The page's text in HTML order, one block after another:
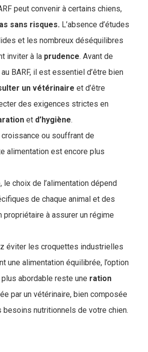
peut convenir à certains chiens,
sans risques. L’absence d’études
et les nombreux déséquilibres
inviter à la prudence. Avant de
BARF, il est essentiel d’être bien
un vétérinaire et d’être
des exigences strictes en
et d’hygiène.
croissance ou souffrant de
alimentation est encore plus
le choix de l’alimentation dépend
de chaque animal et des
propriétaire à assurer un régime
éviter les croquettes industrielles
une alimentation équilibrée, l’option
abordable reste une ration
par un vétérinaire, bien composée
nutritionnels de votre chien.